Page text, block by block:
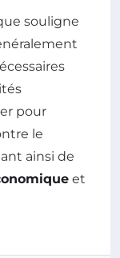
souligne
pour
le
ainsi de
et